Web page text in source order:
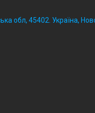
обл, 45402. Україна,